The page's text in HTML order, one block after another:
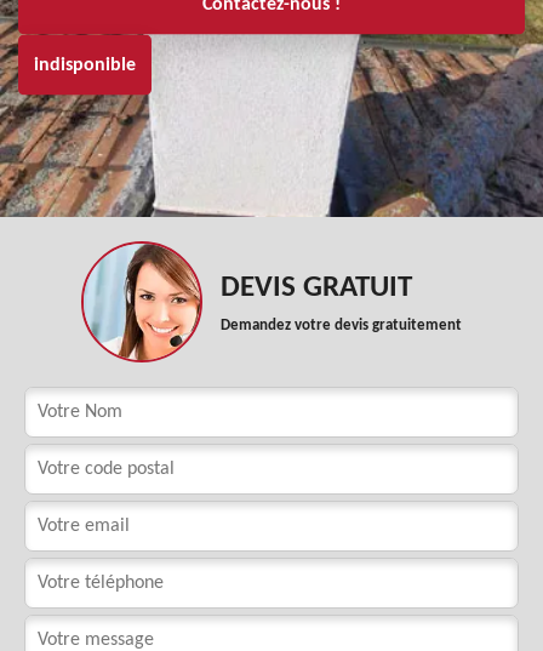
Contactez-nous !
indisponible
DEVIS GRATUIT
Demandez votre devis gratuitement